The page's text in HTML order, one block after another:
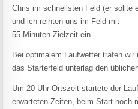
Chris im schnellsten Feld (er sollte
und ich reihten uns im Feld mit
55 Minuten Zielzeit ein….
Bei optimalem Laufwetter trafen
das Starterfeld unterlag den
Um 20 Uhr Ortszeit startete der
erwarteten Zeiten, beim Start noch